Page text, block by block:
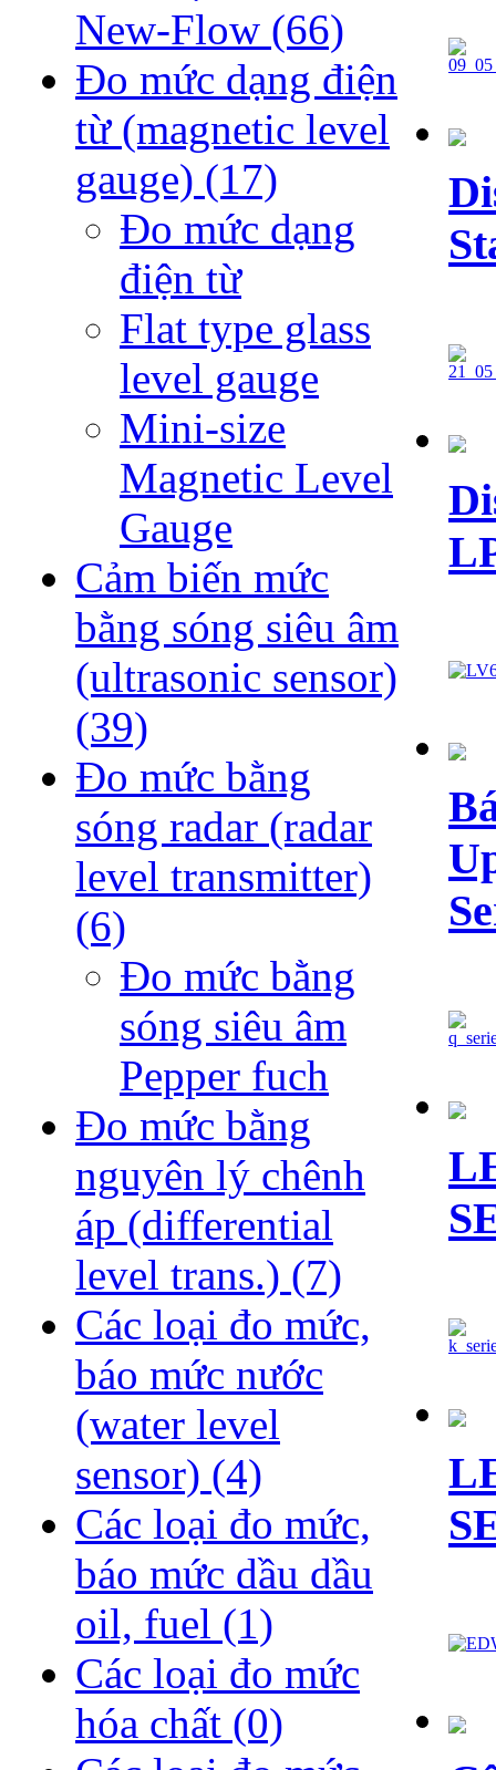
New-Flow (66)
Đo mức dạng điện
từ (magnetic level
gauge) (17)
Đo mức dạng
điện từ
Flat type glass
level gauge
Mini-size
Magnetic Level
Gauge
Cảm biến mức
bằng sóng siêu âm
(ultrasonic sensor)
(39)
Đo mức bằng
sóng radar (radar
level transmitter)
(6)
Đo mức bằng
sóng siêu âm
Pepper fuch
Đo mức bằng
nguyên lý chênh
áp (differential
level trans.) (7)
Các loại đo mức,
báo mức nước
(water level
sensor) (4)
Các loại đo mức,
báo mức dầu dầu
oil, fuel (1)
Các loại đo mức
hóa chất (0)